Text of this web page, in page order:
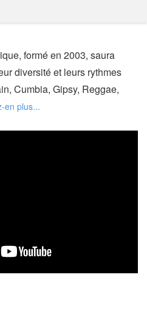
formé en 2003, saura
diversité et leurs rythmes
Cumbia, Gipsy, Reggae,
Jazz.